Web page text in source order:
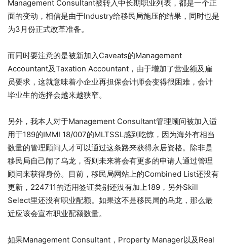
Management Consultant被转入中长期职业列表，都是一个正
面的变动，相信是由于Industry给移民局施压的结果，同时也是
为3月份正式改革准备。
而同时要注意的是被新加入Caveats的Management
Accountant及Taxation Accountant，由于增加了营业额及雇
员要求，这就意味着小企业再担保会计师会变得很困难，会计
毕业生的选择会越来越狭窄。
另外，我本人对于Management Consultant管理顾问被加入适
用于189的IMMI 18/007的MLTSSL感到吃惊，因为海外有相当
数量的管理顾问人才可以通过这条路来获得永居资格。除非是
移民局自己闹了乌龙，否则未来将会有更多的申请人通过管理
顾问来获得身份。目前，移民局网站上的Combined List还没有
更新，224711的适用签证类别还没有加上189，另外Skill
Select里还没有职业配额。如果这不是移民局的乌龙，那么最
近应该会宣布职业配额数量。
如果Management Consultant，Property Manager以及Real